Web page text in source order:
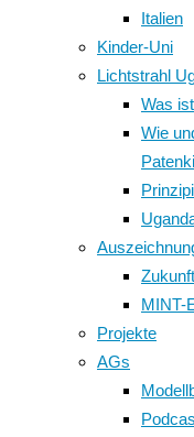
Italien
Kinder-Uni
Lichtstrahl
Was
Wie
MINT-
Projekte
AGs